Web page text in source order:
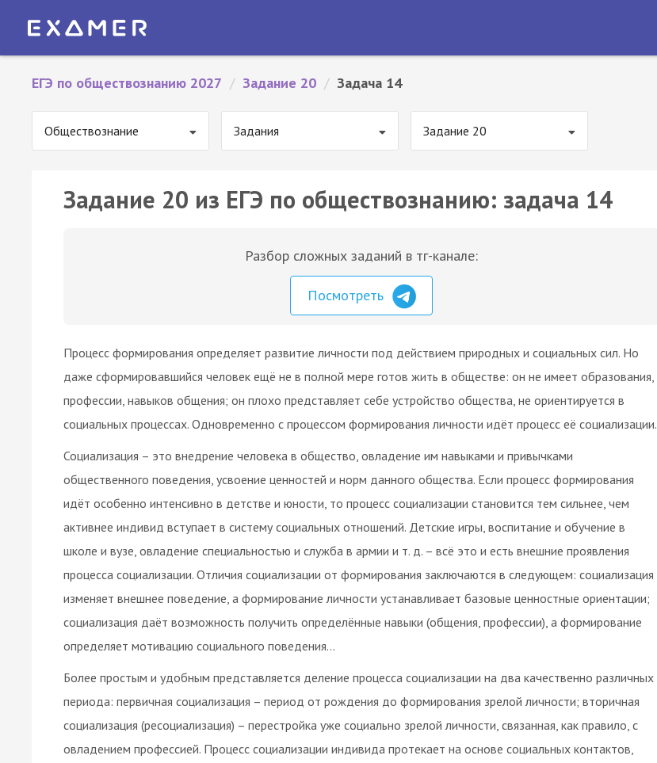
ЕГЭ по обществознанию 2027 / Задание 20 / Задача 14
Обществознание Задания Задание 20
Задание 20 из ЕГЭ по обществознанию: задача 14
Разбор сложных заданий в тг-канале:
Посмотреть
Процесс формирования определяет развитие личности под действием природных и социальных сил. Но
даже сформировавшийся человек ещё не в полной мере готов жить в обществе: он не имеет образования,
профессии, навыков общения; он плохо представляет себе устройство общества, не ориентируется в
социальных процессах. Одновременно с процессом формирования личности идёт процесс её социализации.
Социализация – это внедрение человека в общество, овладение им навыками и привычками
общественного поведения, усвоение ценностей и норм данного общества. Если процесс формирования
идёт особенно интенсивно в детстве и юности, то процесс социализации становится тем сильнее, чем
активнее индивид вступает в систему социальных отношений. Детские игры, воспитание и обучение в
школе и вузе, овладение специальностью и служба в армии и т. д. – всё это и есть внешние проявления
процесса социализации. Отличия социализации от формирования заключаются в следующем: социализация
изменяет внешнее поведение, а формирование личности устанавливает базовые ценностные ориентации;
социализация даёт возможность получить определённые навыки (общения, профессии), а формирование
определяет мотивацию социального поведения...
Более простым и удобным представляется деление процесса социализации на два качественно различных
периода: первичная социализация – период от рождения до формирования зрелой личности; вторичная
социализация (ресоциализация) – перестройка уже социально зрелой личности, связанная, как правило, с
овладением профессией. Процесс социализации индивида протекает на основе социальных контактов,